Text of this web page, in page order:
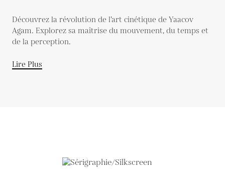
Découvrez la révolution de l’art cinétique de Yaacov
Agam. Explorez sa maîtrise du mouvement, du temps et
de la perception.
Lire Plus